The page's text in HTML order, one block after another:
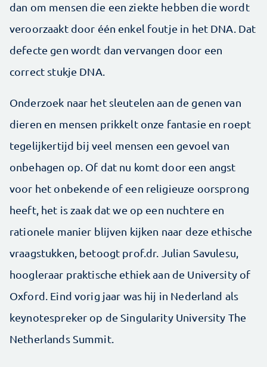
dan om mensen die een ziekte hebben die wordt
veroorzaakt door één enkel foutje in het DNA. Dat
defecte gen wordt dan vervangen door een
correct stukje DNA.
Onderzoek naar het sleutelen aan de genen van
dieren en mensen prikkelt onze fantasie en roept
tegelijkertijd bij veel mensen een gevoel van
onbehagen op. Of dat nu komt door een angst
voor het onbekende of een religieuze oorsprong
heeft, het is zaak dat we op een nuchtere en
rationele manier blijven kijken naar deze ethische
vraagstukken, betoogt prof.dr. Julian Savulesu,
hoogleraar praktische ethiek aan de University of
Oxford. Eind vorig jaar was hij in Nederland als
keynotespreker op de Singularity University The
Netherlands Summit.